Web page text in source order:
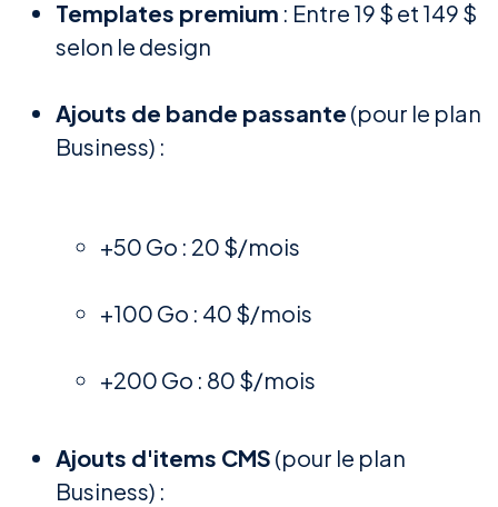
Templates premium : Entre 19 $ et 149 $
selon le design
Ajouts de bande passante (pour le plan
Business) :
+50 Go : 20 $/mois
+100 Go : 40 $/mois
+200 Go : 80 $/mois
Ajouts d'items CMS (pour le plan
Business) :